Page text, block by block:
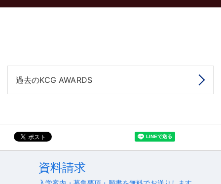
過去のKCG AWARDS
資料請求